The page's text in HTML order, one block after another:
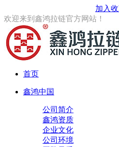
加入
欢迎来到鑫鸿拉链官方网站！
首页
鑫鸿中国
公司简介
鑫鸿资质
企业文化
公司环境